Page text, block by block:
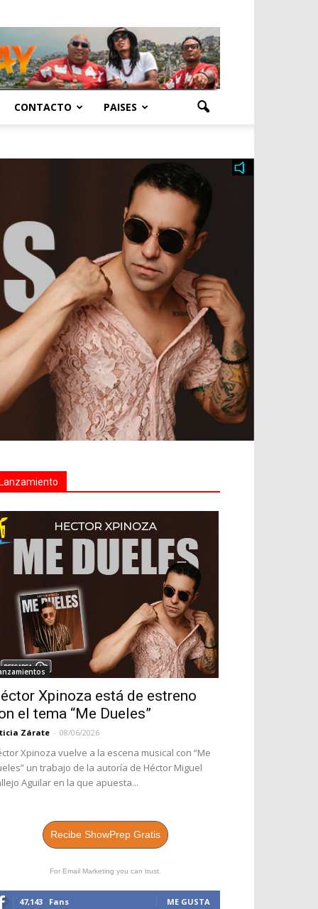
CONTACTO PAISES
Xpinoza está de estreno
el tema “Me Dueles”
Zárate - 08/06/2026
Xpinoza vuelve a la escena musical con “Me
un trabajo de la autoría de Héctor Miguel
Aguilar en la que apuesta...
Recibe ShowPrep Gratis
For Email Marketing you can trust.
47,143 Fans ME GUSTA